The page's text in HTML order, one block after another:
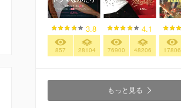
3.8
857 28104
4.1
76900 48206 17806
もっと見る